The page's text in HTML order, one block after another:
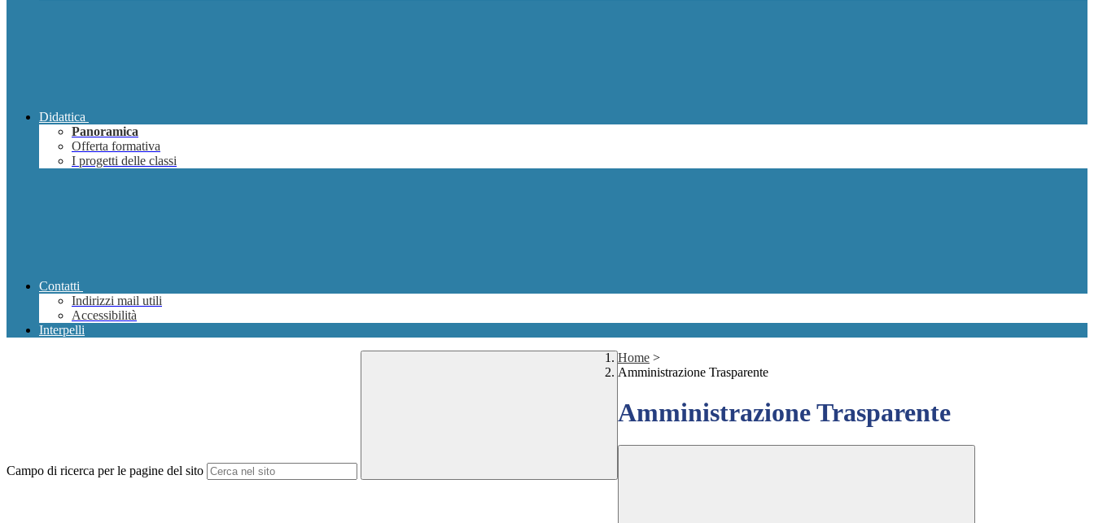
Didattica
Panoramica
Offerta formativa
I progetti delle classi
Contatti
Indirizzi mail utili
Accessibilità
Interpelli
Campo di ricerca per le pagine del sito
Home >
Amministrazione Trasparente
Amministrazione Trasparente